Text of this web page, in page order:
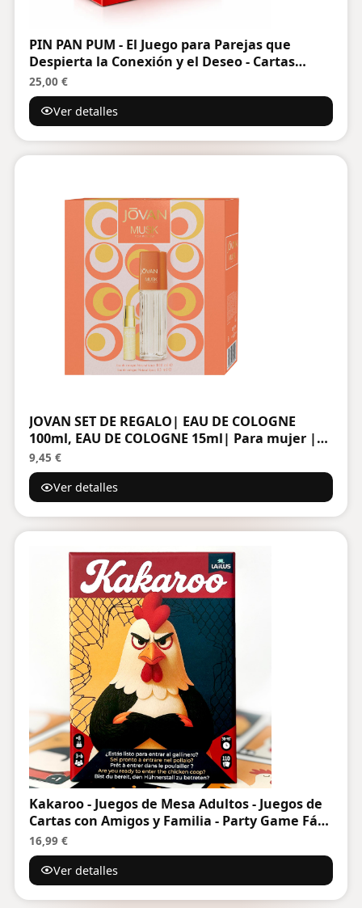
PIN PAN PUM - El Juego para Parejas que
Despierta la Conexión y el Deseo - Cartas
Divertidas de Preguntas, Retos y Más - Regalo
Original para Parejas - Aniversario y San
Valentín - Hombre y Mujer
25,00 €
Ver detalles
JOVAN SET DE REGALO| EAU DE COLOGNE
100ml, EAU DE COLOGNE 15ml| Para mujer |
Navidad| Fragancia amizclada floral
9,45 €
Ver detalles
Kakaroo - Juegos de Mesa Adultos - Juegos de
Cartas con Amigos y Familia - Party Game Fácil
Rápido y Divertido - Regalo Original - Juego de
Mesa para Fiestas - Juego de Cartas Adultos
16,99 €
Ver detalles